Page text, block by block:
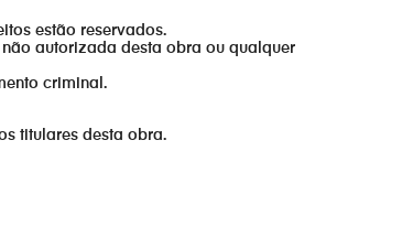
estão reservados.
autorizada desta obra ou qualquer
criminal.
titulares desta obra.